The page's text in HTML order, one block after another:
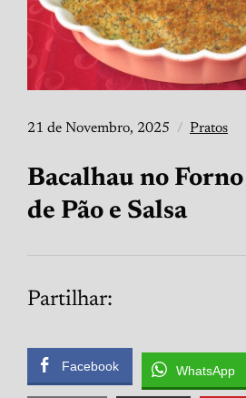
21 de Novembro, 2025 Pratos
Bacalhau no
de Pão e Salsa
Partilhar:
Facebook WhatsApp